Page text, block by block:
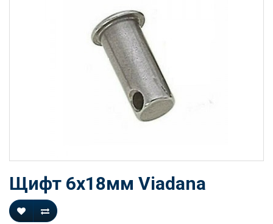
Щифт 6х18мм Viadana